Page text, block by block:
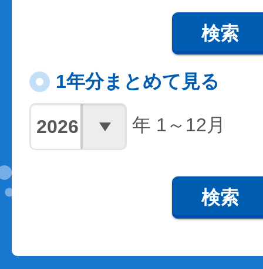
検索
1年分まとめて見る
年 1～12月
検索